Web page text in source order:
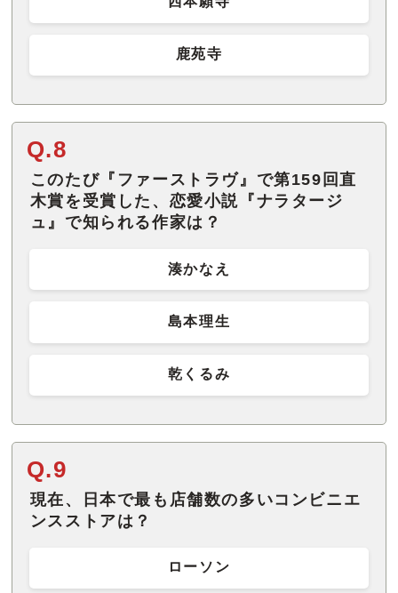
鹿苑寺
Q.8
このたび『ファーストラヴ』で第159回直
木賞を受賞した、恋愛小説『ナラタージ
ュ』で知られる作家は？
湊かなえ
島本理生
乾くるみ
Q.9
現在、日本で最も店舗数の多いコンビニエ
ンスストアは？
ローソン